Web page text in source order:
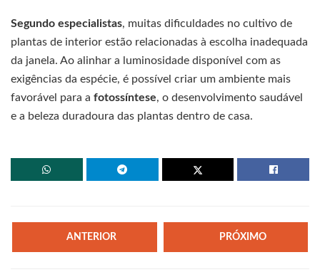
Segundo especialistas, muitas dificuldades no cultivo de
plantas de interior estão relacionadas à escolha inadequada
da janela. Ao alinhar a luminosidade disponível com as
exigências da espécie, é possível criar um ambiente mais
favorável para a fotossíntese, o desenvolvimento saudável
e a beleza duradoura das plantas dentro de casa.
ANTERIOR PRÓXIMO